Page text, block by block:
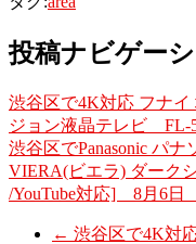
投稿ナビゲー
渋谷区で4K対応 フナイ
ジョン液晶テレビ
渋谷区でPanasonic パ
VIERA(ビエラ) ダーク
/YouTube対応] 8月6日
← 渋谷区で4K対